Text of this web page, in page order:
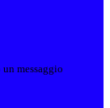
messaggio